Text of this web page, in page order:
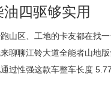
四驱够实用
山区、工地的卡友都在找
聊聊江铃大道全能者山地
过性强这款车整车长度